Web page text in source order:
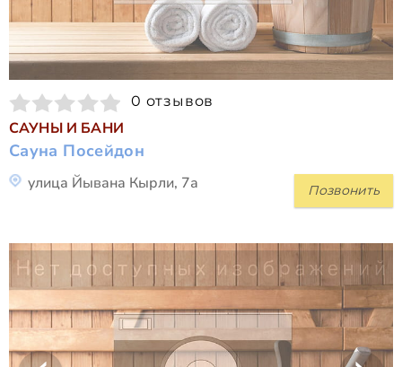
0 отзывов
САУНЫ И БАНИ
Сауна Посейдон
Позвонить
улица Йывана Кырли, 7а